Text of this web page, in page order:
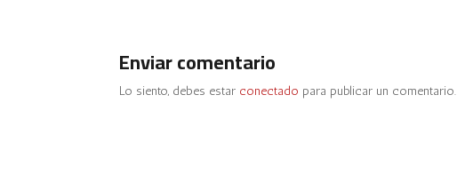
Enviar comentario
Lo siento, debes estar conectado para publicar un comentario.